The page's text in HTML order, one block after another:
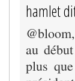
hamlet
au
plus